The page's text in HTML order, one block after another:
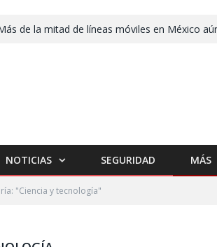
NOTICIAS SEGURIDAD MÁS
"Ciencia y tecnología"